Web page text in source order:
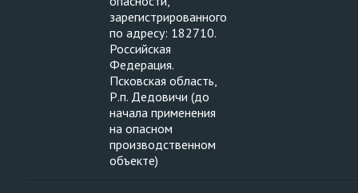
зарегистрированного
по адресу: 182710.
Российская
Федерация.
Псковская область,
Р.п. Дедовичи (до
начала применения
на опасном
производственном
объекте)